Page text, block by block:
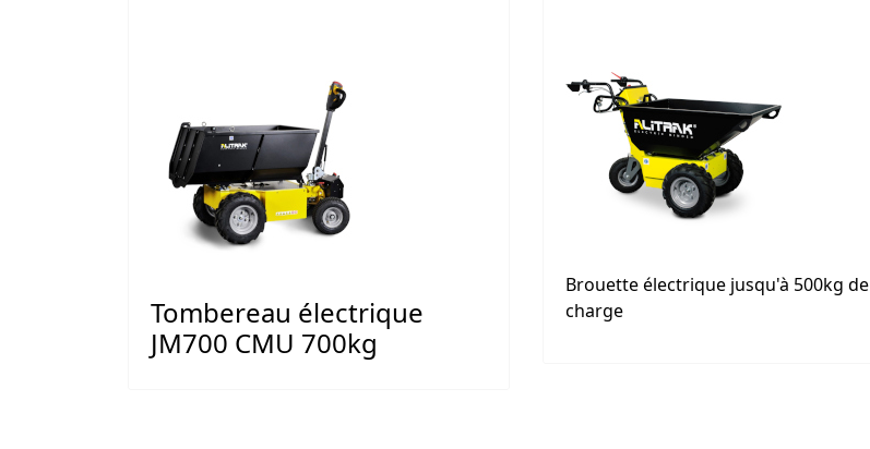
Tombereau électrique
JM700 CMU 700kg
Brouette électrique jusqu'à 500kg de
charge